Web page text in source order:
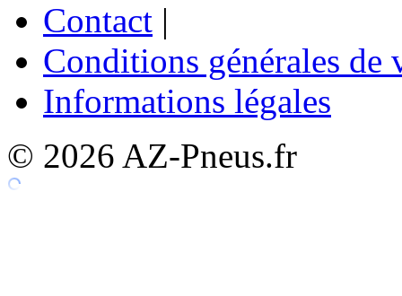
Contact |
Conditions générales de
Informations légales
© 2026 AZ-Pneus.fr